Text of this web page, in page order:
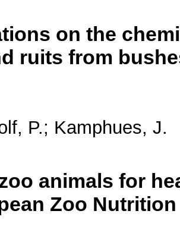
on the
ruits from
P.; Kamphues, J.
animals for
Zoo